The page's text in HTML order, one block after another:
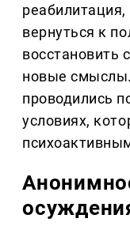
вернуться к
восстановить
новые
проводились
условиях,